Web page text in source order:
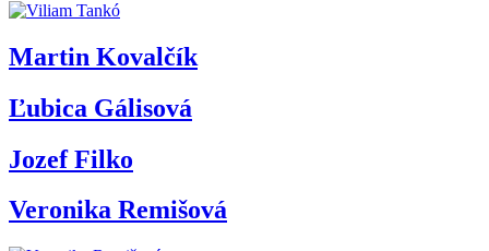
Martin Kovalčík
Ľubica Gálisová
Jozef Filko
Veronika Remišová